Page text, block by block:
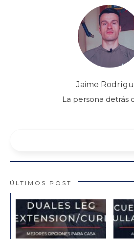
Jaime
La persona detrás
ÚLTIMOS POST